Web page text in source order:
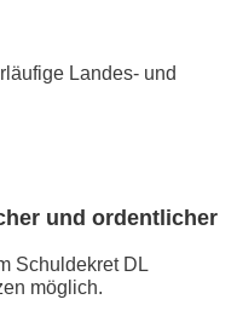
Landes- und
und ordentlicher
Schuldekret DL
möglich.